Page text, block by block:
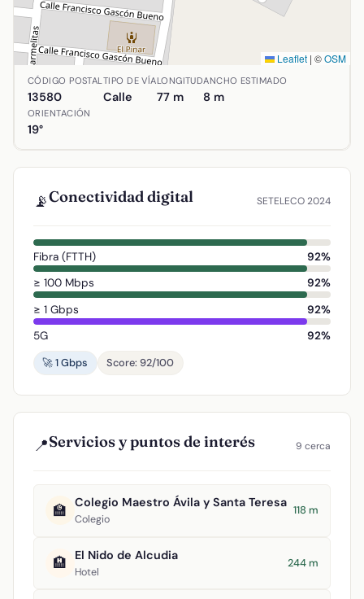
Leaflet | ©OSM
Ubicación de Calle Los Frailes en Almodóvar del Campo,
CÓDIGO POSTAL
13580
TIPO DE VÍA
Calle
LONGITUD
77 m
ANCHO ESTIMADO
8 m
ORIENTACIÓN
19°
📡Conectividad digital SETELECO 2024
Fibra (FTTH)
92%
≥ 100 Mbps
92%
≥ 1 Gbps
92%
5G
92%
🚀 1 Gbps
Score: 92/100
📍Servicios y puntos de interés 9 cerca
🏫 Colegio Maestro Ávila y Santa Teresa
Colegio
118 m
🏨 El Nido de Alcudia
Hotel
244 m